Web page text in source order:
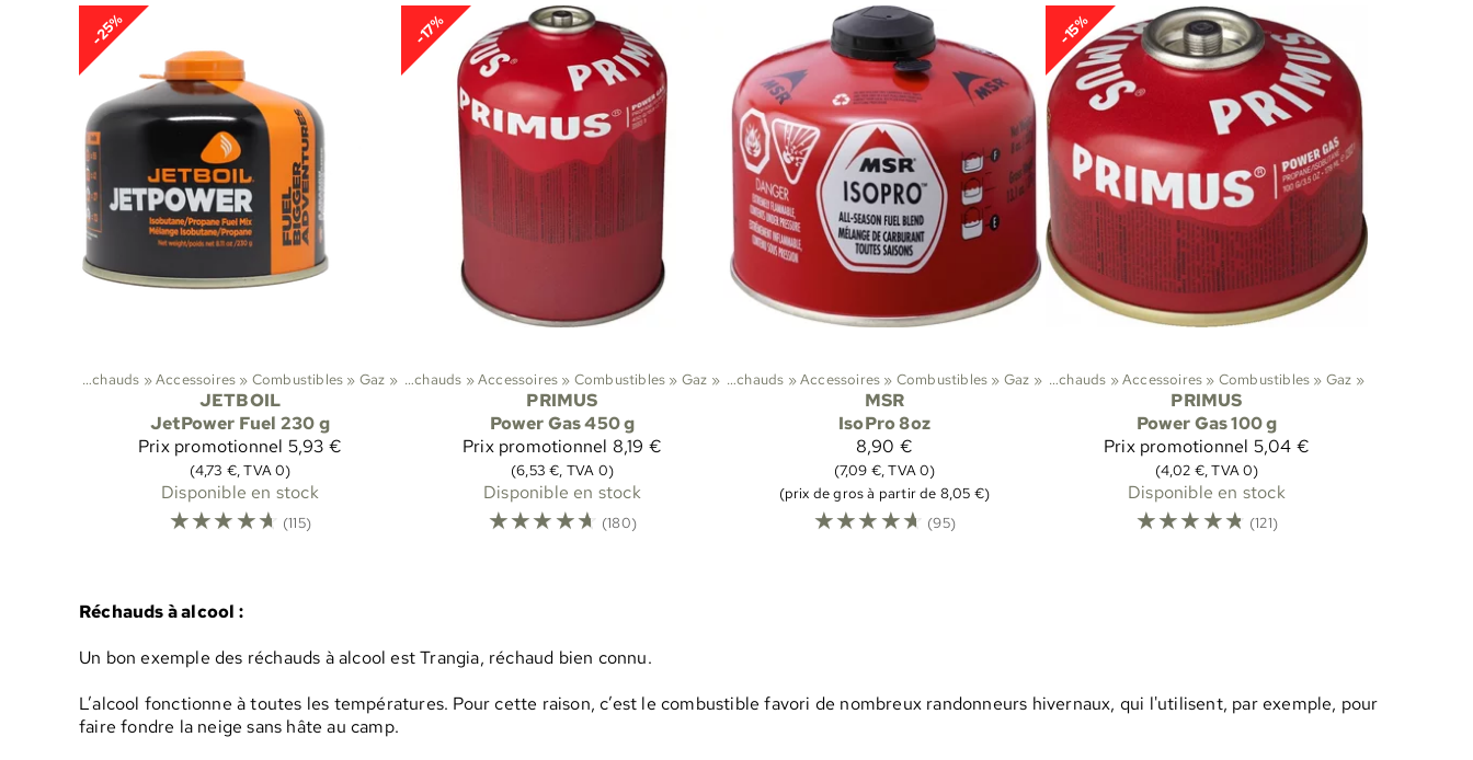
-25%
Réchauds ‪»Accessoires ‪» Combustibles ‪» Gaz ‪»
JETBOIL
JetPower Fuel 230 g
Prix promotionnel 5,93 €
(4,73 €, TVA 0)
Disponible en stock
☆☆☆☆☆ (115)
-17%
Sports ‪»Randonnée ‪» Réchauds ‪»Accessoires ‪» Combustibles ‪» Gaz ‪»
PRIMUS
Power Gas 450 g
Prix promotionnel 8,19 €
(6,53 €, TVA 0)
Disponible en stock
☆☆☆☆☆ (180)
Sports ‪»Randonnée ‪» Réchauds ‪»Accessoires ‪» Combustibles ‪» Gaz ‪»
MSR
IsoPro 8oz
8,90 €
(7,09 €, TVA 0)
(prix de gros à partir de 8,05 €)
☆☆☆☆☆ (95)
-15%
Sports ‪»Randonnée ‪» Réchauds ‪»Accessoires ‪» Combustibles ‪» Gaz ‪»
PRIMUS
Power Gas 100 g
Prix promotionnel 5,04 €
(4,02 €, TVA 0)
Disponible en stock
☆☆☆☆☆ (121)
Réchauds à alcool :
Un bon exemple des réchauds à alcool est Trangia, réchaud bien connu.
L’alcool fonctionne à toutes les températures. Pour cette raison, c’est le combustible favori de nombreux randonneurs hivernaux, qui l'utilisent, par exemple, pour
faire fondre la neige sans hâte au camp.